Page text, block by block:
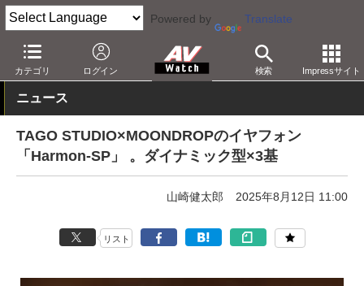
Powered by Translate
カテゴリ ログイン 検索 Impressサイト
AV Watch 製品 ヘッドフォン その他
ニュース
TAGO STUDIO×MOONDROPのイヤフォン
「Harmon-SP」 。ダイナミック型×3基
山崎健太郎 2025年8月12日 11:00
リスト